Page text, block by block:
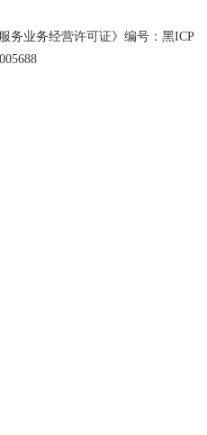
务业务经营许可证》编号：黑ICP